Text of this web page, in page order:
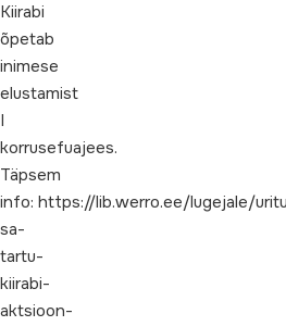
Kiirabi
õpetab
inimese
elustamist
I
korrusefuajees.
Täpsem
info: https://lib.werro.ee/lugejale/
sa-
tartu-
kiirabi-
aktsioon-